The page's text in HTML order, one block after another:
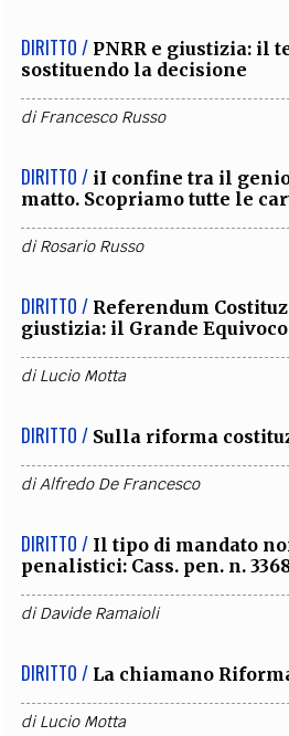
DIRITTO / PNRR e giustizia: il
sostituendo la decisione
diFrancesco Russo
DIRITTO / iI confine tra il
matto. Scopriamo tutte le
diRosario Russo
DIRITTO / Referendum
giustizia: il Grande Equivoco
diLucio Motta
DIRITTO / Sulla riforma
diAlfredo De Francesco
DIRITTO / Il tipo di mandato
penalistici: Cass. pen. n.
diDavide Ramaioli
DIRITTO / La chiamano
diLucio Motta